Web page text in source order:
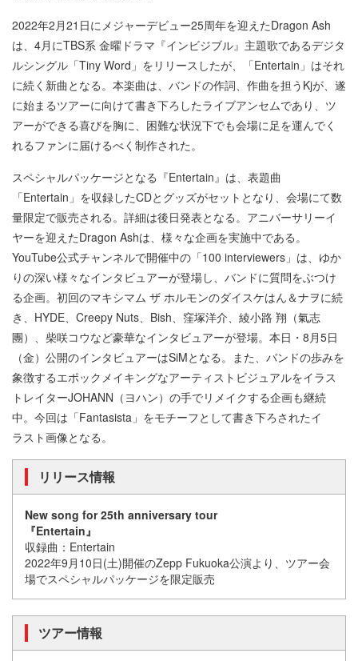
2022年2月21日にメジャーデビュー25周年を迎えたDragon Ash
は、4月にTBS系 金曜ドラマ『インビジブル』主題歌であるデジタ
ルシングル「Tiny Word」をリリースしたが、「Entertain」はそれ
に続く新曲となる。本楽曲は、バンドの作詞、作曲を担うKjが、遂
に始まるツアーに向けて書き下ろしたライブアンセムであり、ツ
アーができる喜びを胸に、困難な状況下でも会場に足を運んでく
れるファンに届けるべく制作された。
スペシャルパッケージとなる『Entertain』は、表題曲
「Entertain」を収録したCDとグッズがセットとなり、会場にて数
量限定で販売される。詳細は後日発表となる。アニバーサリーイ
ヤーを迎えたDragon Ashは、様々な企画を実施中である。
YouTube公式チャンネルで開催中の「100 interviewers」は、ゆか
りの深い様々なインタビュアーが登場し、バンドに質問をぶつけ
る企画。初回のマキシマム ザ ホルモンのダイスケはん＆ナヲに続
き、HYDE、Creepy Nuts、Bish、窪塚洋介、綾小路 翔（氣志
團）、柴咲コウなど豪華なインタビュアーが登場。本日・8月5日
（金）公開のインタビュアーはSiMとなる。また、バンドの歩みを
象徴するエポックメイキングなアーティストビジュアルをイラス
トレイターJOHANN（ヨハン）の手でリメイクする企画も継続
中。今回は「Fantasista」をモチーフとして書き下ろされたイ
ラスト画像となる。
リリース情報
New song for 25th anniversary tour
『Entertain』
収録曲：Entertain
2022年9月10日(土)開催のZepp Fukuoka公演より、ツアー会
場でスペシャルパッケージを限定販売
ツアー情報